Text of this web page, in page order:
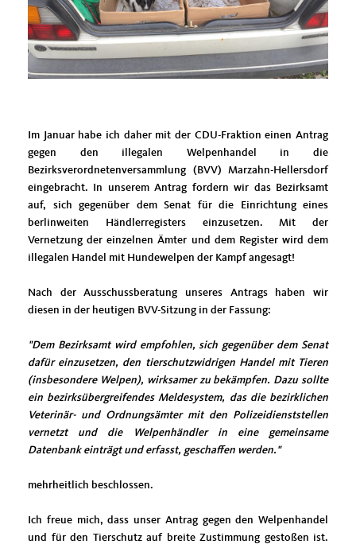
Im Januar habe ich daher mit der CDU-Fraktion einen Antrag
gegen den illegalen Welpenhandel in die
Bezirksverordnetenversammlung (BVV) Marzahn-Hellersdorf
eingebracht. In unserem Antrag fordern wir das Bezirksamt
auf, sich gegenüber dem Senat für die Einrichtung eines
berlinweiten Händlerregisters einzusetzen. Mit der
Vernetzung der einzelnen Ämter und dem Register wird dem
illegalen Handel mit Hundewelpen der Kampf angesagt!
Nach der Ausschussberatung unseres Antrags haben wir
diesen in der heutigen BVV-Sitzung in der Fassung:
"Dem Bezirksamt wird empfohlen, sich gegenüber dem Senat
dafür einzusetzen, den tierschutzwidrigen Handel mit Tieren
(insbesondere Welpen), wirksamer zu bekämpfen. Dazu sollte
ein bezirksübergreifendes Meldesystem, das die bezirklichen
Veterinär- und Ordnungsämter mit den Polizeidienststellen
vernetzt und die Welpenhändler in eine gemeinsame
Datenbank einträgt und erfasst, geschaffen werden."
mehrheitlich beschlossen.
Ich freue mich, dass unser Antrag gegen den Welpenhandel
und für den Tierschutz auf breite Zustimmung gestoßen ist.